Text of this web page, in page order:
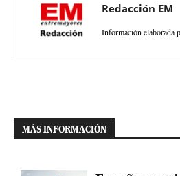
Redacción EM
Información elaborada
MÁS INFORMACIÓN